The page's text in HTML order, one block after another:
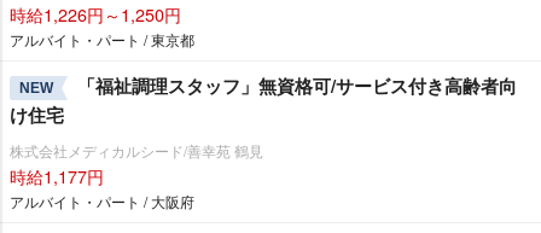
時給1,226円～1,250円
アルバイト・パート / 東京都
NEW
「福祉調理スタッフ」無資格可/サービス付き高齢者向
け住宅
株式会社メディカルシード/善幸苑 鶴見
時給1,177円
アルバイト・パート / 大阪府